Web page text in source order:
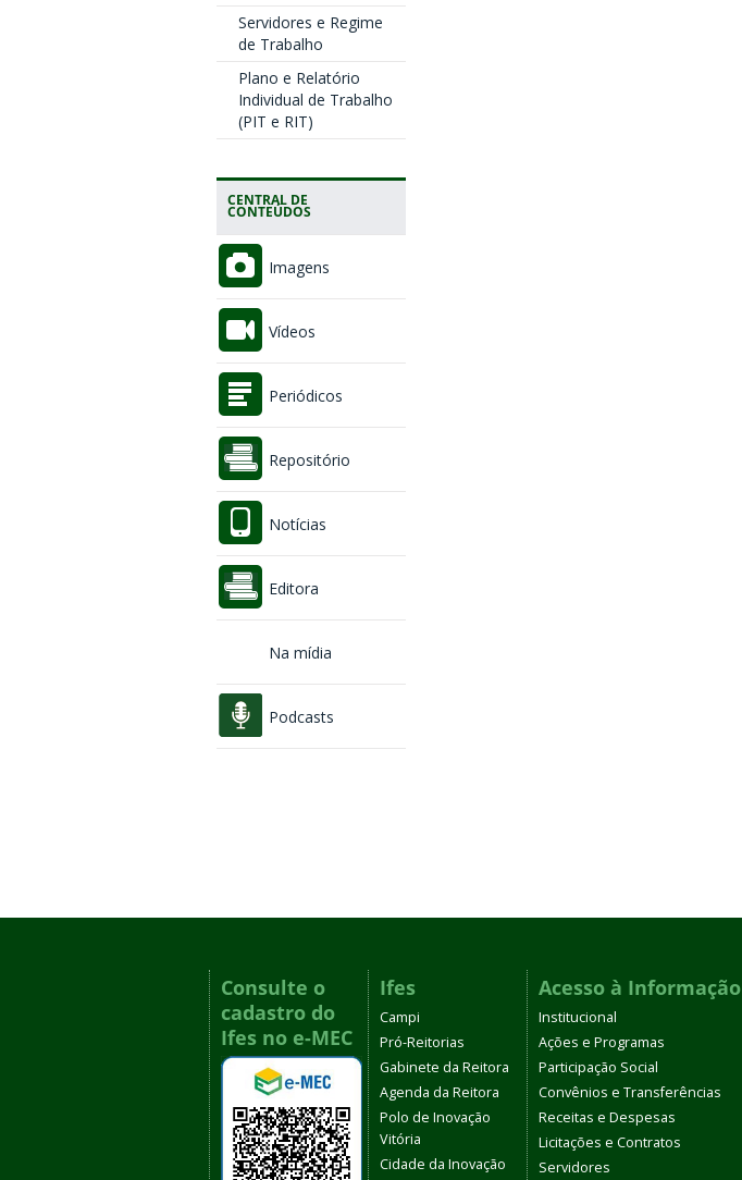
Servidores e Regime
de Trabalho
Plano e Relatório
Individual de Trabalho
(PIT e RIT)
CENTRAL DE
CONTEÚDOS
Imagens
Vídeos
Periódicos
Repositório
Notícias
Editora
Na mídia
Podcasts
Consulte o
cadastro do
Ifes no e-MEC
Ifes
Campi
Pró-Reitorias
Gabinete da Reitora
Agenda da Reitora
Polo de Inovação
Vitória
Cidade da Inovação
Acesso à Informação
Institucional
Ações e Programas
Participação Social
Convênios e Transferências
Receitas e Despesas
Licitações e Contratos
Servidores